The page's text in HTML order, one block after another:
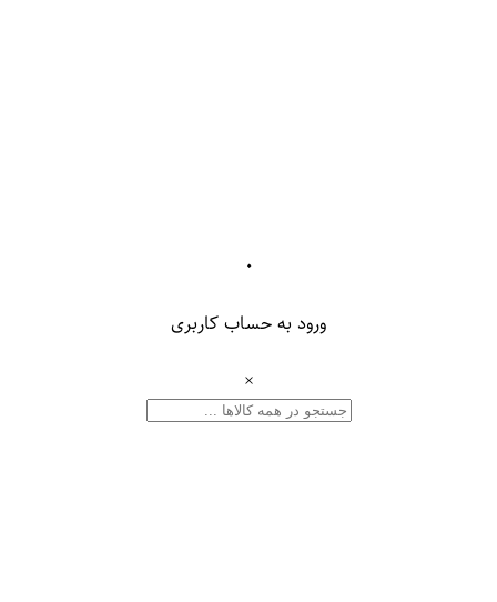
۰
ورود به حساب کاربری
×